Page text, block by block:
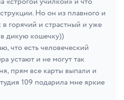
Но он из плавного и
в горячий и страстный и уже
дикую кошечку))
что есть человеческий
устают и не могут так
прям все карты выпали и
109 подарила мне яркие